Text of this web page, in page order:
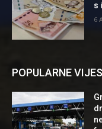
s
6
POPULARNE